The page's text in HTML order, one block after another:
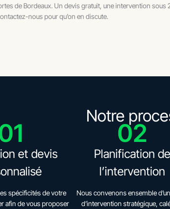
de Bordeaux. Un devis gratuit, une intervention sous
nous pour qu’on en discute.
Notre
et devis
spécificités de votre
afin de vous proposer
02
Planification de
l’intervention
Nous convenons ensemble
d’intervention stratégique,